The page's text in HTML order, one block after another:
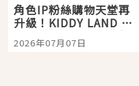
角色IP粉絲購物天堂再
升級！KIDDY LAND 原
宿店吉伊卡哇迎客，新
開幕 OMOKADO 店3分
2026年07月07日